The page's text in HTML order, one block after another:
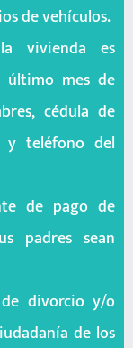
de vehículos.
vivienda es
último mes de
cédula de
y teléfono del
de pago de
padres sean
divorcio y/o
de los